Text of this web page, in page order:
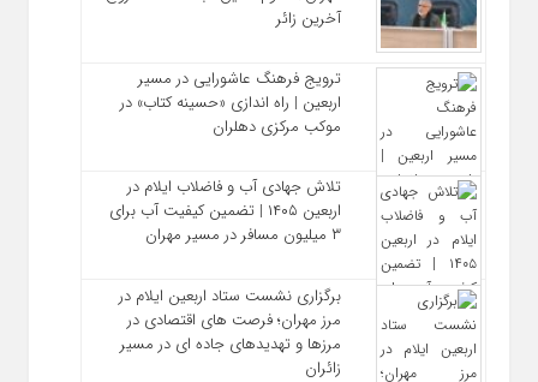
آخرین زائر
ترویج فرهنگ عاشورایی در مسیر
اربعین | راه‌ اندازی «حسینه کتاب» در
موکب مرکزی دهلران
تلاش جهادی آب و فاضلاب ایلام در
اربعین ۱۴۰۵ | تضمین کیفیت آب برای
۳ میلیون مسافر در مسیر مهران
برگزاری نشست ستاد اربعین ایلام در
مرز مهران؛ فرصت‌ های اقتصادی در
مرزها و تهدیدهای جاده‌ ای در مسیر
زائران